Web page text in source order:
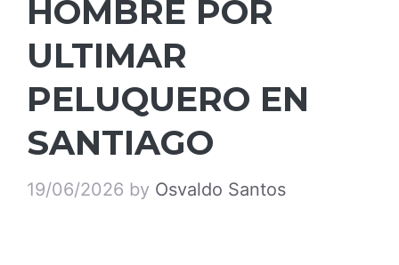
HOMBRE POR
ULTIMAR
PELUQUERO EN
SANTIAGO
19/06/2026 by Osvaldo Santos